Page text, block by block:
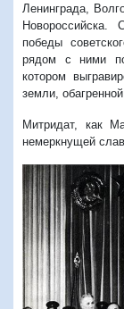
Ленинграда,
Новороссийска.
победы
рядом с ними
котором
земли,
Митридат, как
немеркнущей